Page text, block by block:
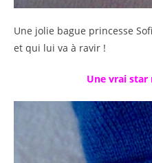
Une jolie bague princesse
et qui lui va à ravir !
Une vrai star